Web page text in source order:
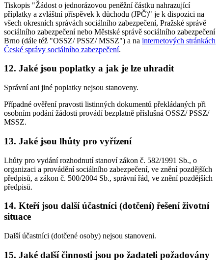
Tiskopis "Žádost o jednorázovou peněžní částku nahrazující
příplatky a zvláštní příspěvek k důchodu (JPČ)" je k dispozici na
všech okresních správách sociálního zabezpečení, Pražské správě
sociálního zabezpečení nebo Městské správě sociálního zabezpečení
Brno (dále též "OSSZ/ PSSZ/ MSSZ") a na internetových stránkách
České správy sociálního zabezpečení.
12. Jaké jsou poplatky a jak je lze uhradit
Správní ani jiné poplatky nejsou stanoveny.
Případné ověření pravosti listinných dokumentů překládaných při
osobním podání žádosti provádí bezplatně příslušná OSSZ/ PSSZ/
MSSZ.
13. Jaké jsou lhůty pro vyřízení
Lhůty pro vydání rozhodnutí stanoví zákon č. 582/1991 Sb., o
organizaci a provádění sociálního zabezpečení, ve znění pozdějších
předpisů, a zákon č. 500/2004 Sb., správní řád, ve znění pozdějších
předpisů.
14. Kteří jsou další účastníci (dotčení) řešení životní
situace
Další účastníci (dotčené osoby) nejsou stanoveni.
15. Jaké další činnosti jsou po žadateli požadovány